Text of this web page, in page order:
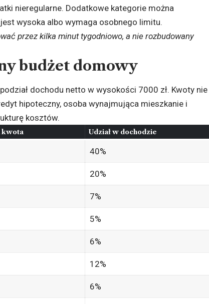
nieregularne. Dodatkowe kategorie można
wysoka albo wymaga osobnego limitu.
przez kilka minut tygodniowo, a nie rozbudowany
budżet domowy
dochodu netto w wysokości 7000 zł. Kwoty nie
hipoteczny, osoba wynajmująca mieszkanie i
kosztów.
kwota Udział w dochodzie
40%
20%
7%
5%
6%
12%
6%